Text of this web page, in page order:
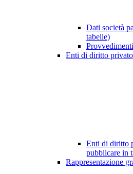
Dati società
tabelle)
Provvedimenti
Enti di diritto
Enti di diritto
pubblicare in
Rappresentazione